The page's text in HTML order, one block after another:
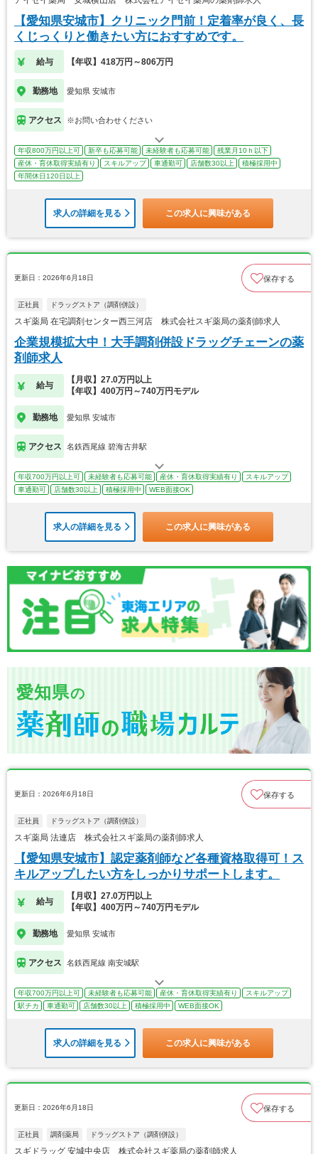
【愛知県安城市】クリニック門前！定着率が良く、長
くじっくりと働きたい方におすすめです。
給与 【年収】418万円～806万円
勤務地 愛知県 安城市
アクセス ※お問い合わせください
年収800万円以上可 新卒も応募可能 未経験者も応募可能
残業月10ｈ以下
産休・育休取得実績有り
スキルアップ 車通勤可 店舗数30以上
積極採用中
年間休日120日以上
求人の詳細を見る この求人に興味がある
更新日：2026年6月18日 保存する
正社員 ドラッグストア（調剤併設）
スギ薬局 在宅調剤センター西三河店 株式会社スギ薬局の薬剤師求人
企業規模拡大中！大手調剤併設ドラッグチェーンの薬
剤師求人
給与
【月収】27.0万円以上
【年収】400万円～740万円モデル
勤務地 愛知県 安城市
アクセス 名鉄西尾線 碧海古井駅
年収700万円以上可 未経験者も応募可能 産休・育休取得実績有り
スキルアップ
車通勤可
店舗数30以上 積極採用中 WEB面接OK
求人の詳細を見る この求人に興味がある
愛知県の
更新日：2026年6月18日 保存する
正社員 ドラッグストア（調剤併設）
スギ薬局 法連店 株式会社スギ薬局の薬剤師求人
【愛知県安城市】認定薬剤師など各種資格取得可！ス
キルアップしたい方をしっかりサポートします。
給与
【月収】27.0万円以上
【年収】400万円～740万円モデル
勤務地 愛知県 安城市
アクセス 名鉄西尾線 南安城駅
年収700万円以上可 未経験者も応募可能 産休・育休取得実績有り
スキルアップ
駅チカ
車通勤可 店舗数30以上 積極採用中 WEB面接OK
求人の詳細を見る この求人に興味がある
更新日：2026年6月18日 保存する
正社員 調剤薬局 ドラッグストア（調剤併設）
スギドラッグ 安城中央店 株式会社スギ薬局の薬剤師求人